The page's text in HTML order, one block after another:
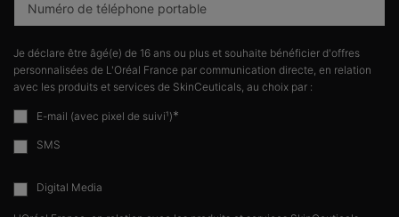
Numéro de téléphone portable
Je déclare être âgé(e) de 16 ans ou plus et souhaite bénéficier d'offres
personnalisées de L'Oréal France par communication directe, en relation
avec les produits et services de SkinCeuticals, au choix par :
E-mail (avec pixel de suivi¹)*
SMS
Digital Media